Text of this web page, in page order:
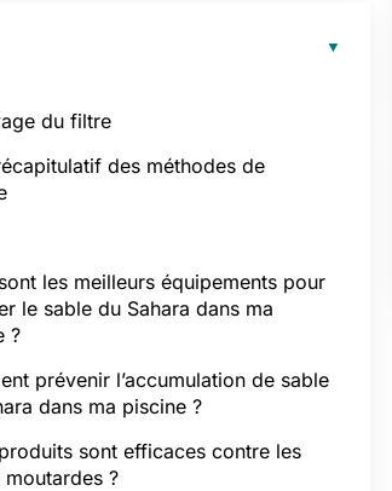
du filtre
des méthodes de
les meilleurs équipements pour
le sable du Sahara dans ma
?
prévenir l’accumulation de sable
dans ma piscine ?
sont efficaces contre les
moutardes ?